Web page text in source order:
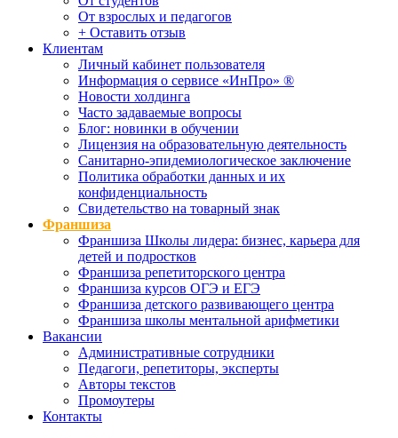
От взрослых и педагогов
+ Оставить отзыв
Клиентам
Личный кабинет пользователя
Информация о сервисе «ИнПро» ®
Новости холдинга
Часто задаваемые вопросы
Блог: новинки в обучении
Лицензия на образовательную деятельность
Санитарно-эпидемиологическое заключение
Политика обработки данных и их
конфиденциальность
Свидетельство на товарный знак
Франшиза
Франшиза Школы лидера: бизнес, карьера для
детей и подростков
Франшиза репетиторского центра
Франшиза курсов ОГЭ и ЕГЭ
Франшиза детского развивающего центра
Франшиза школы ментальной арифметики
Вакансии
Административные сотрудники
Педагоги, репетиторы, эксперты
Авторы текстов
Промоутеры
Контакты